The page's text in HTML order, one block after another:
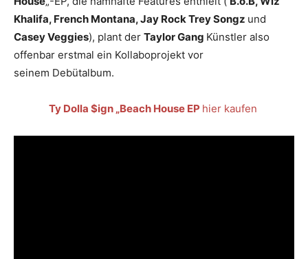
Khalifa, French Montana, Jay Rock Trey Songz und
Casey Veggies), plant der Taylor Gang Künstler also
offenbar erstmal ein Kollaboprojekt vor
seinem Debütalbum.
Ty Dolla $ign „Beach House EP hier kaufen